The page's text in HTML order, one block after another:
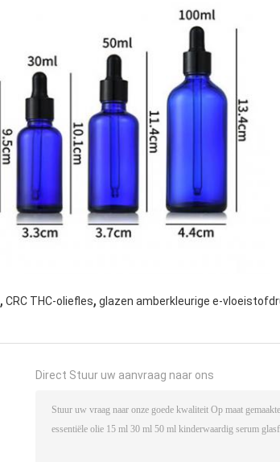
, CRC THC-oliefles, glazen amberkleurige e-
Direct Stuur uw aanvraag naar ons